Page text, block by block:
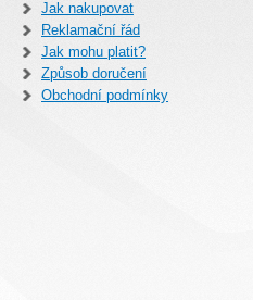
Jak nakupovat
Reklamační řád
Jak mohu platit?
Způsob doručení
Obchodní podmínky